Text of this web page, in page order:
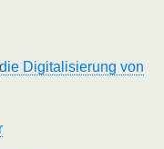
Digitalisierung von